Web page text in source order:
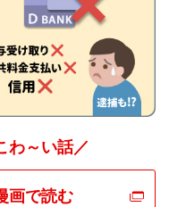
わ～い話／
画で読む